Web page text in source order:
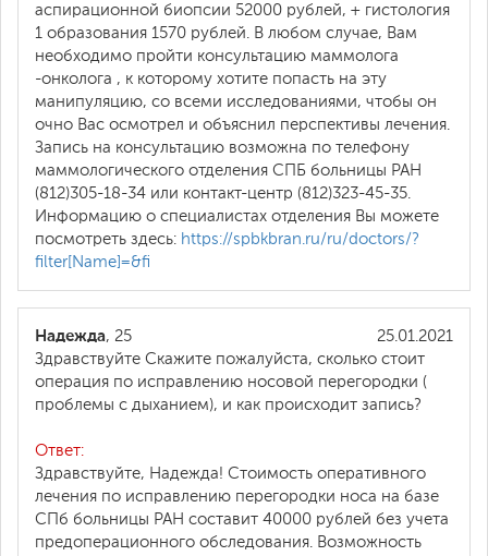
аспирационной биопсии 52000 рублей, + гистология
1 образования 1570 рублей. В любом случае, Вам
необходимо пройти консультацию маммолога
-онколога , к которому хотите попасть на эту
манипуляцию, со всеми исследованиями, чтобы он
очно Вас осмотрел и объяснил перспективы лечения.
Запись на консультацию возможна по телефону
маммологического отделения СПБ больницы РАН
(812)305-18-34 или контакт-центр (812)323-45-35.
Информацию о специалистах отделения Вы можете
посмотреть здесь: https://spbkbran.ru/ru/doctors/?
filter[Name]=&fi
25.01.2021
Надежда, 25
Здравствуйте Скажите пожалуйста, сколько стоит
операция по исправлению носовой перегородки (
проблемы с дыханием), и как происходит запись?
Ответ:
Здравствуйте, Надежда! Стоимость оперативного
лечения по исправлению перегородки носа на базе
СПб больницы РАН составит 40000 рублей без учета
предоперационного обследования. Возможность